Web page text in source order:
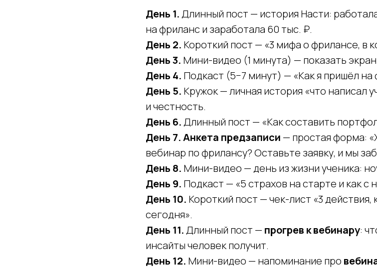
День 1.Длинный пост — история Насти:
на фриланс и заработала 60 тыс. ₽.
День 2. Короткий пост — «3 мифа о фрилансе, в
День 3. Мини-видео (1 минута) — показать
День 4. Подкаст (5−7 минут) — «Как я пришёл на
День 5. Кружок — личная история «что написал
и честность.
День 6.Длинный пост — «Как составить
День 7.Анкета предзаписи — простая форма:
вебинар по фрилансу? Оставьте заявку, и мы
День 8. Мини-видео — день из жизни ученика:
День 9. Подкаст — «5 страхов на старте и как с
День 10. Короткий пост — чек-лист «3
сегодня».
День 11.Длинный пост — прогрев к вебинару:
инсайты человек получит.
День 12. Мини-видео — напоминание про